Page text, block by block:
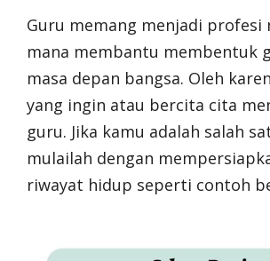
Guru memang menjadi profesi
mana membantu membentuk
masa depan bangsa. Oleh
yang ingin atau bercita cita
guru. Jika kamu adalah salah
mulailah dengan
riwayat hidup seperti contoh